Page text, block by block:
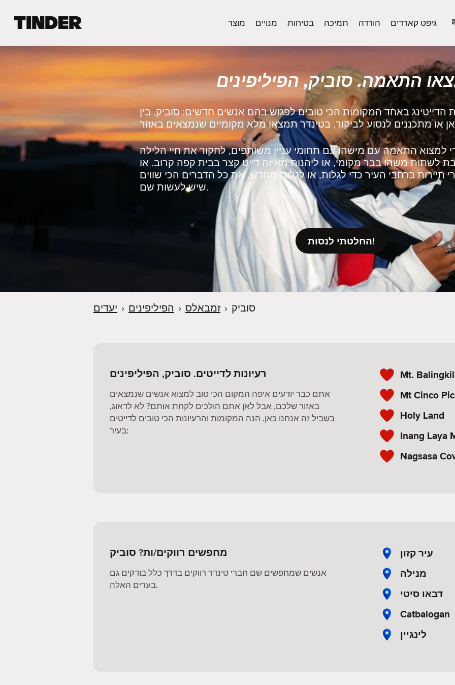
ב
נ
ד
ר
מוצר מנויים בטיחות תמיכה הורדה גיפט קארדים
התאמה. סוביק, הפיליפינים
הדייטינג באחד המקומות הכי טובים לפגוש בהם אנשים חדשים: סוביק. בין
למצוא התאמה עם מישהו עם תחומי עניין משותפים, לחקור את חיי הלילה
משהו בבר מקומי, או ליהנות מאיזה דייט קצר בבית קפה קרוב. או
תיירות ברחבי העיר כדי לגלות, או לגלות‑מחדש, את כל הדברים הכי שווים
שיש לעשות שם.
החלטתי לנסות!
יעדים › הפיליפינים › זמבאלס › סוביק
רעיונות לדייטים. סוביק, הפיליפינים
אתם כבר יודעים איפה המקום הכי טוב למצוא אנשים שנמצאים
באזור שלכם, אבל לאן אתם הולכים לקחת אותם? לא לדאוג,
בשביל זה אנחנו כאן. הנה המקומות והרעיונות הכי טובים לדייטים
בעיר:
Mt.
Mt Cinco
Holy Land
Inang Laya
Nagsasa
מחפשים רווקים/ות? סוביק
אנשים שמחפשים שם חברי טינדר רווקים בדרך כלל בודקים גם
בערים האלה.
עיר קזון
מנילה
דבאו סיטי
Catbalogan
לינגיין